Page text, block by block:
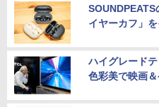
イヤーカフ」
ハイグレード
色彩美で映画